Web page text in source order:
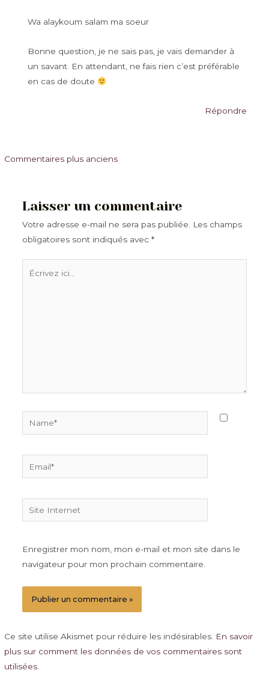
Wa alaykoum salam ma soeur
Bonne question, je ne sais pas, je vais demander à
un savant. En attendant, ne fais rien c’est préférable
en cas de doute
Répondre
Commentaires
récents
Commentaires plus anciens
Laisser un commentaire
Votre adresse e-mail ne sera pas publiée.
Les champs
obligatoires sont indiqués avec *
Site
Internet
Enregistrer mon nom, mon e-mail et mon site dans le
navigateur pour mon prochain commentaire.
Ce site utilise Akismet pour réduire les indésirables. En savoir
plus sur comment les données de vos commentaires sont
utilisées